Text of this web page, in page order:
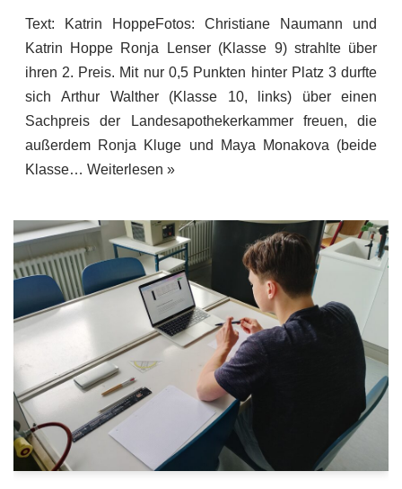
Text: Katrin HoppeFotos: Christiane Naumann und
Katrin Hoppe Ronja Lenser (Klasse 9) strahlte über
ihren 2. Preis. Mit nur 0,5 Punkten hinter Platz 3 durfte
sich Arthur Walther (Klasse 10, links) über einen
Sachpreis der Landesapothekerkammer freuen, die
außerdem Ronja Kluge und Maya Monakova (beide
Klasse… Weiterlesen »